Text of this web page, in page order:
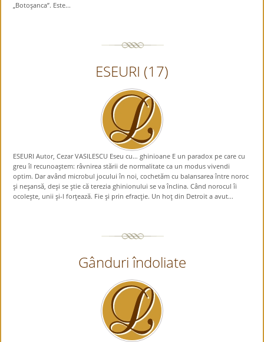
„Botoşanca”. Este...
ESEURI (17)
ESEURI Autor, Cezar VASILESCU Eseu cu… ghinioane E un paradox pe care cu
greu îl recunoaştem: râvnirea stării de normalitate ca un modus vivendi
optim. Dar având microbul jocului în noi, cochetăm cu balansarea între noroc
şi neşansă, deşi se ştie că terezia ghinionului se va înclina. Când norocul îi
ocoleşte, unii şi-l forţează. Fie şi prin efracţie. Un hoţ din Detroit a avut...
Gânduri îndoliate